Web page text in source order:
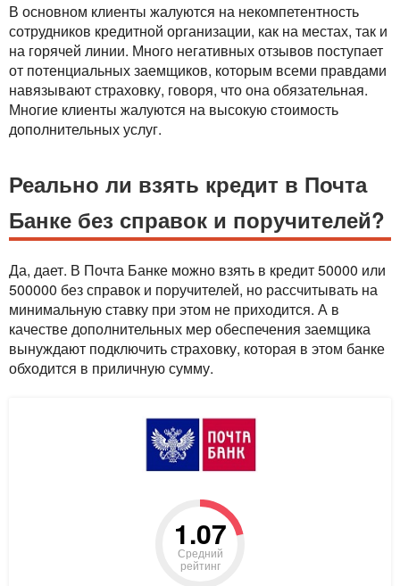
В основном клиенты жалуются на некомпетентность
сотрудников кредитной организации, как на местах, так и
на горячей линии. Много негативных отзывов поступает
от потенциальных заемщиков, которым всеми правдами
навязывают страховку, говоря, что она обязательная.
Многие клиенты жалуются на высокую стоимость
дополнительных услуг.
Реально ли взять кредит в Почта
Банке без справок и поручителей?
Да, дает. В Почта Банке можно взять в кредит 50000 или
500000 без справок и поручителей, но рассчитывать на
минимальную ставку при этом не приходится. А в
качестве дополнительных мер обеспечения заемщика
вынуждают подключить страховку, которая в этом банке
обходится в приличную сумму.
1.07
Средний
рейтинг